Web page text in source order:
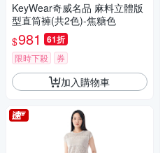
KeyWear奇威名品 麻料立體版
型直筒褲(共2色)-焦糖色
$981 61折
限時下殺 券
加入購物車